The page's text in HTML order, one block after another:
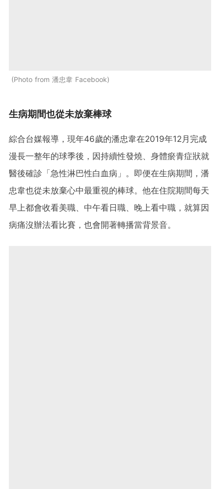
Photo from 潘忠韋 Facebook
生病期間也從未放棄棒球
綜合台媒報導，現年46歲的潘忠韋在2019年12月完成
漫長一整年的球季後，因持續性發燒、身體瘀青症狀就
醫後確診「急性淋巴性白血病」。即便在生病期間，潘
忠韋也從未放棄心中最重視的棒球。他在住院期間每天
早上都會收看美職、中午看日職、晚上看中職，就算因
病痛沒辦法看比賽，也會開著轉播當背景音。